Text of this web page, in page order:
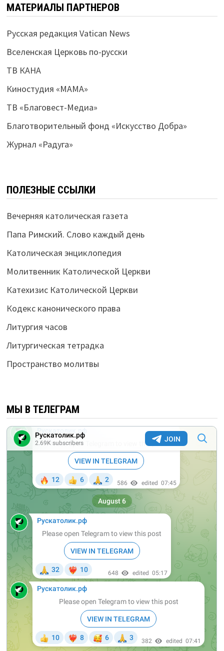
МАТЕРИАЛЫ ПАРТНЕРОВ
Русская редакция Vatican News
Вселенская Церковь по-русски
ТВ КАНА
Киностудия «МАМА»
ТВ «Благовест-Медиа»
Благотворительный фонд «Искусство Добра»
Журнал «Радуга»
ПОЛЕЗНЫЕ ССЫЛКИ
Вечерняя католическая газета
Папа Римский. Слово каждый день
Католическая энциклопедия
Молитвенник Католической Церкви
Катехизис Католической Церкви
Кодекс канонического права
Литургия часов
Литургическая тетрадка
Пространство молитвы
МЫ В ТЕЛЕГРАМ